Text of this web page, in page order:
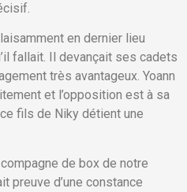
en dernier lieu
fallait. Il devançait ses cadets
très avantageux. Yoann
et l’opposition est à sa
fils de Niky détient une
de box de notre
preuve d’une constance